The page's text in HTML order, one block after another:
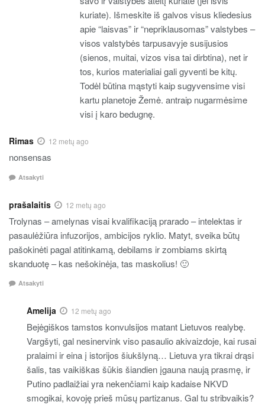
kuriate). Išmeskite iš galvos visus kliedesius
apie “laisvas” ir “nepriklausomas” valstybes –
visos valstybės tarpusavyje susijusios
(sienos, muitai, vizos visa tai dirbtina), net ir
tos, kurios materialiai gali gyventi be kitų.
Todėl būtina mąstyti kaip sugyvensime visi
kartu planetoje Žemė. antraip nugarmėsime
visi į karo bedugnę.
Rimas 12 metų ago
nonsensas
Atsakyti
prašalaitis 12 metų ago
Trolynas – amelynas visai kvalifikaciją prarado – intelektas ir
pasaulėžiūra infuzorijos, ambicijos ryklio. Matyt, sveika būtų
pašokinėti pagal atitinkamą, debilams ir zombiams skirtą
skanduotę – kas nešokinėja, tas maskolius! 🙂
Atsakyti
Amelija 12 metų ago
Bejėgiškos tamstos konvulsijos matant Lietuvos realybę.
Vargšyti, gal nesinervink viso pasaulio akivaizdoje, kai rusai
pralaimi ir eina į istorijos šiukšlyną… Lietuva yra tikrai drąsi
šalis, tas vaikiškas šūkis šiandien įgauna naują prasmę, ir
Putino padlaižiai yra nekenčiami kaip kadaise NKVD
smogikai, kovoję prieš mūsų partizanus. Gal tu stribvaikis?